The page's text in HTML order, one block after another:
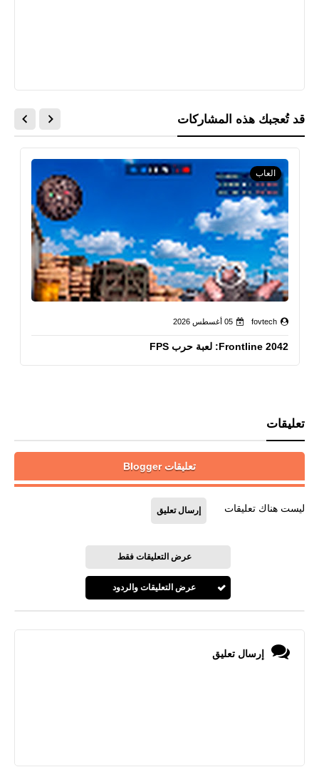
قد تُعجبك هذه المشاركات
العاب
fovtech 05 أغسطس 2026
Frontline 2042: لعبة حرب FPS
تعليقات
تعليقات Blogger
ليست هناك تعليقات إرسال تعليق
عرض التعليقات فقط
عرض التعليقات والردود
إرسال تعليق